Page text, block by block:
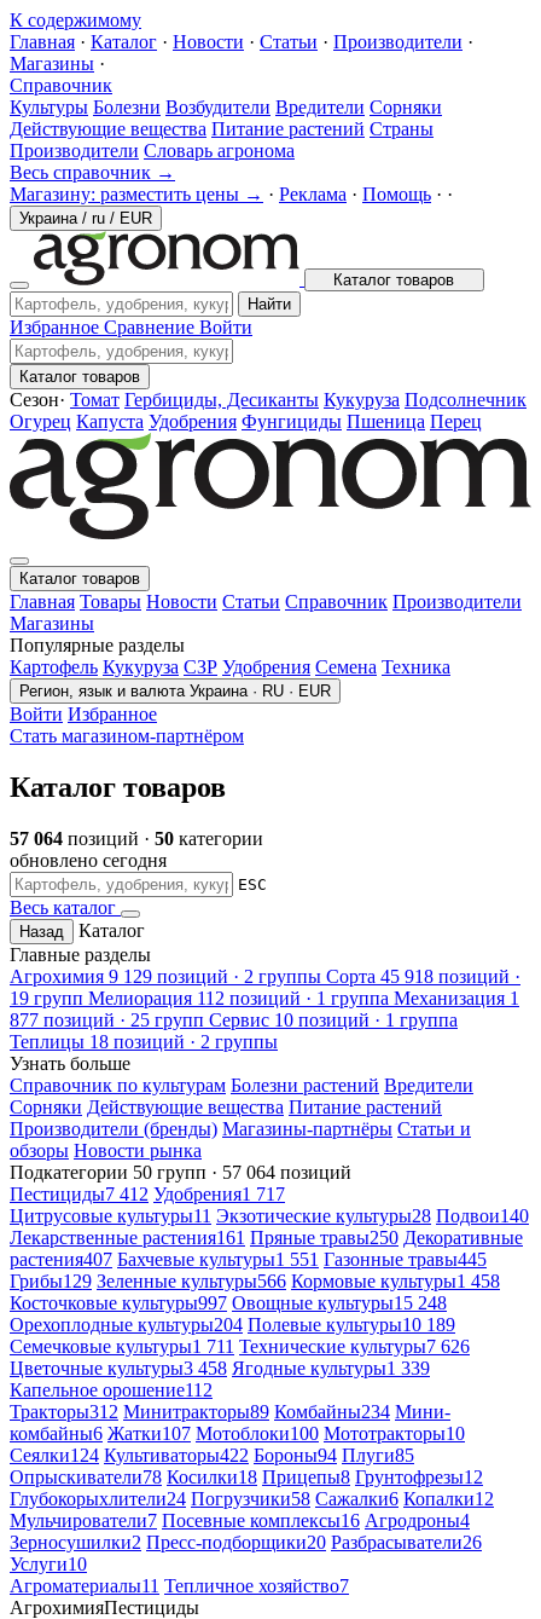
К содержимому
Главная · Каталог · Новости · Статьи · Производители ·
Магазины ·
Справочник
Культуры Болезни Возбудители Вредители Сорняки
Действующие вещества Питание растений Страны
Производители Словарь агронома
Весь справочник →
Магазину: разместить цены → · Реклама · Помощь · ·
Украина / ru / EUR
Каталог товаров
Найти
Избранное Сравнение Войти
Каталог товаров
Сезон· Томат Гербициды, Десиканты Кукуруза Подсолнечник
Огурец Капуста Удобрения Фунгициды Пшеница Перец
Каталог товаров
Главная Товары Новости Статьи Справочник Производители
Магазины
Популярные разделы
Картофель Кукуруза СЗР Удобрения Семена Техника
Регион, язык и валюта Украина · RU · EUR
Войти Избранное
Стать магазином-партнёром
Каталог товаров
57 064 позиций · 50 категории
обновлено сегодня
ESC
Весь каталог
Назад
Каталог
Главные разделы
Агрохимия 9 129 позиций · 2 группы Сорта 45 918 позиций ·
19 групп Мелиорация 112 позиций · 1 группа Механизация 1
877 позиций · 25 групп Сервис 10 позиций · 1 группа
Теплицы 18 позиций · 2 группы
Узнать больше
Справочник по культурам Болезни растений Вредители
Сорняки Действующие вещества Питание растений
Производители (бренды) Магазины-партнёры Статьи и
обзоры Новости рынка
Подкатегории 50 групп · 57 064 позиций
Пестициды7 412 Удобрения1 717
Цитрусовые культуры11 Экзотические культуры28 Подвои140
Лекарственные растения161 Пряные травы250 Декоративные
растения407 Бахчевые культуры1 551 Газонные травы445
Грибы129 Зеленные культуры566 Кормовые культуры1 458
Косточковые культуры997 Овощные культуры15 248
Орехоплодные культуры204 Полевые культуры10 189
Семечковые культуры1 711 Технические культуры7 626
Цветочные культуры3 458 Ягодные культуры1 339
Капельное орошение112
Тракторы312 Минитракторы89 Комбайны234 Мини-
комбайны6 Жатки107 Мотоблоки100 Мототракторы10
Сеялки124 Культиваторы422 Бороны94 Плуги85
Опрыскиватели78 Косилки18 Прицепы8 Грунтофрезы12
Глубокорыхлители24 Погрузчики58 Сажалки6 Копалки12
Мульчирователи7 Посевные комплексы16 Агродроны4
Зерносушилки2 Пресс-подборщики20 Разбрасыватели26
Услуги10
Агроматериалы11 Тепличное хозяйство7
АгрохимияПестициды